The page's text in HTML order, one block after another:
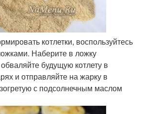
котлетки, воспользуйтесь
Наберите в ложку
будущую котлету в
и отправляйте на жарку в
с подсолнечным маслом